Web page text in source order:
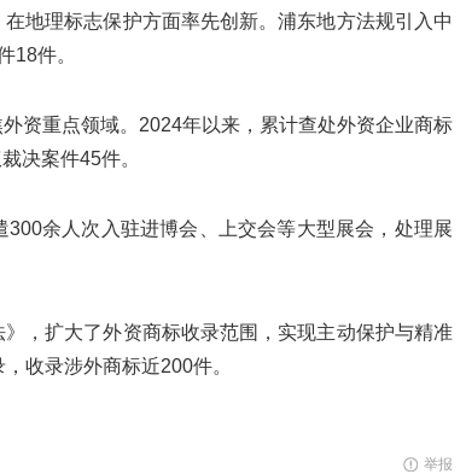
地理标志保护方面率先创新。浦东地方法规引入中
18件。
资重点领域。2024年以来，累计查处外资企业商标
决案件45件。
余人次入驻进博会、上交会等大型展会，处理展
，扩大了外资商标收录范围，实现主动保护与精准
收录涉外商标近200件。
举报